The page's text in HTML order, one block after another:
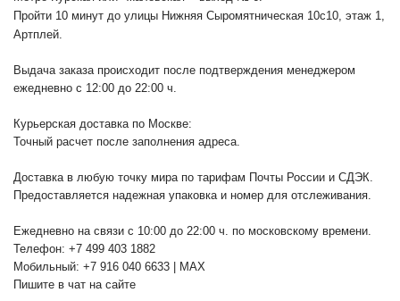
Пройти 10 минут до улицы Нижняя Сыромятническая 10с10, этаж 1,
Артплей.
Выдача заказа происходит после подтверждения менеджером
ежедневно с 12:00 до 22:00 ч.
Курьерская доставка по Москве:
Точный расчет после заполнения адреса.
Доставка в любую точку мира по тарифам Почты России и СДЭК.
Предоставляется надежная упаковка и номер для отслеживания.
Ежедневно на связи с 10:00 до 22:00 ч. по московскому времени.
Телефон: +7 499 403 1882
Мобильный: +7 916 040 6633 | MAX
Пишите в чат на сайте